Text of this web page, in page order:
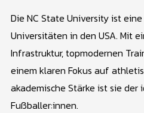
Die NC State University ist
Universitäten in den USA. Mit
Infrastruktur, topmodernen
einem klaren Fokus auf
akademische Stärke ist sie
Fußballer:innen.